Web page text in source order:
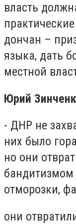
власть
дончан –
языка, дать
местной
Юрий
- ДНР не
них было
но они
бандитизмом
отморозки,
они